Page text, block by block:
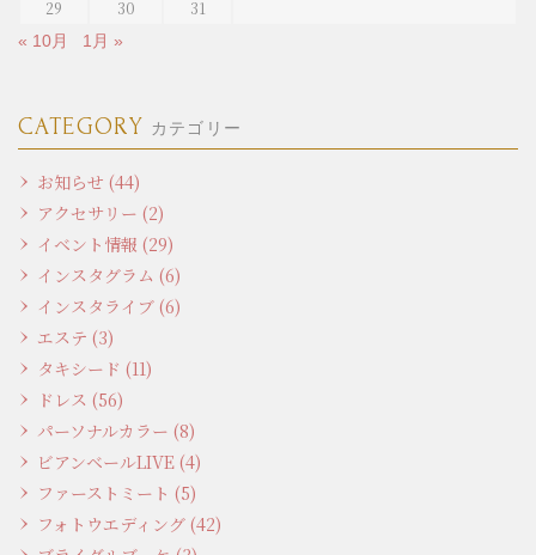
29
30 31
« 10月 1月 »
CATEGORY カテゴリー
お知らせ (44)
アクセサリー (2)
イベント情報 (29)
インスタグラム (6)
インスタライブ (6)
エステ (3)
タキシード (11)
ドレス (56)
パーソナルカラー (8)
ビアンベールLIVE (4)
ファーストミート (5)
フォトウエディング (42)